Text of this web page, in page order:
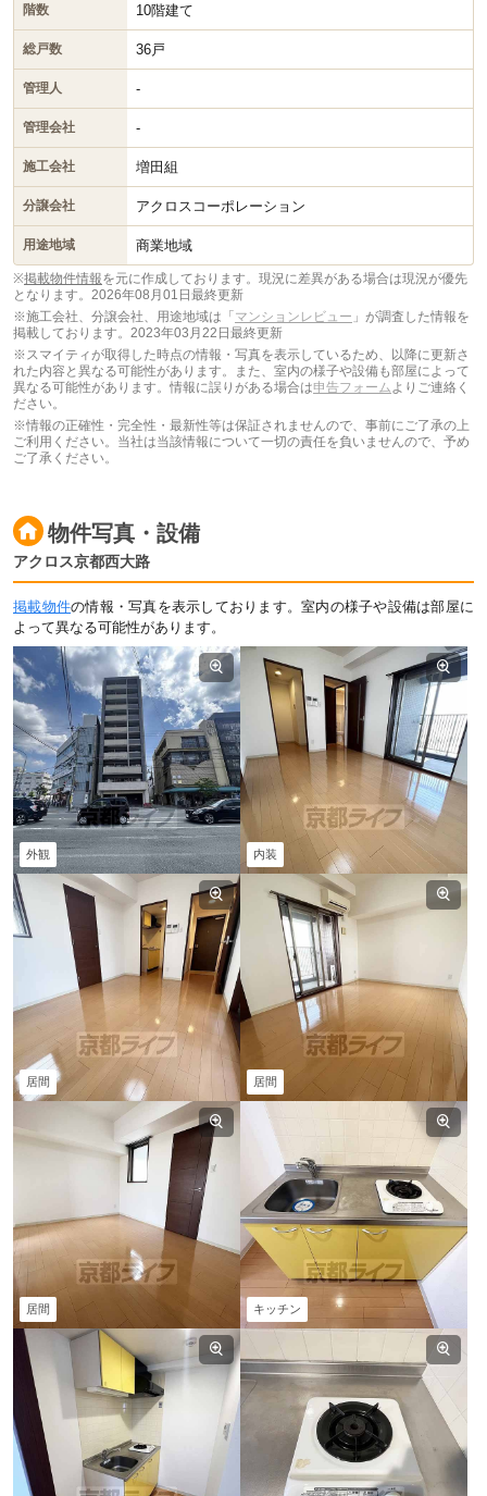
階数 10階建て
総戸数 36戸
管理人 -
管理会社 -
施工会社 増田組
分譲会社 アクロスコーポレーション
用途地域 商業地域
※掲載物件情報を元に作成しております。現況に差異がある場合は現況が優先
となります。 2026年08月01日最終更新
※施工会社、分譲会社、用途地域は「マンションレビュー 」が調査した情報を
掲載しております。2023年03月22日最終更新
※スマイティが取得した時点の情報・写真を表示しているため、以降に更新さ
れた内容と異なる可能性があります。また、室内の様子や設備も部屋によって
異なる可能性があります。情報に誤りがある場合は申告フォーム よりご連絡く
ださい。
※情報の正確性・完全性・最新性等は保証されませんので、事前にご了承の上
ご利用ください。当社は当該情報について一切の責任を負いませんので、予め
ご了承ください。
物件写真・設備
アクロス京都西大路
掲載物件の情報・写真を表示しております。室内の様子や設備は部屋に
よって異なる可能性があります。
外観 内装
居間 居間
居間 キッチン